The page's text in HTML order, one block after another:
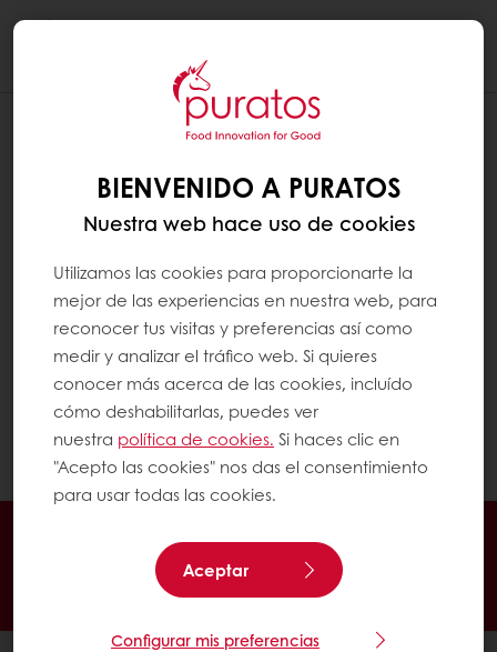
CÓMO NAVEGAR POR LAS DIFERENTES
SECCIONES DE MYPURATOS
En su ordenador
Utilice el menú de la izquierda para navegar
por las diferentes secciones de MyPuratos.
En su tableta o móvil
Utilice el menú central para navegar por las
diferentes secciones de MyPuratos.
BIENVENIDO A PURATOS
Nuestra web hace uso de cookies
Utilizamos las cookies para proporcionarte la
mejor de las experiencias en nuestra web, para
reconocer tus visitas y preferencias así como
medir y analizar el tráfico web. Si quieres
conocer más acerca de las cookies, incluído
cómo deshabilitarlas, puedes ver
nuestra política de cookies. Si haces clic en
"Acepto las cookies" nos das el consentimiento
para usar todas las cookies.
Aceptar
Configurar mis preferencias
Promociones exclusivas
Recetas inspiradoras
Seguimiento de facturas
Histórico de pedidos